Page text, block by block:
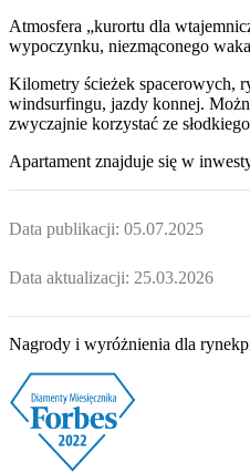
Atmosfera „kurortu dla
wypoczynku, niezmąconego
Kilometry ścieżek spacerowych,
windsurfingu, jazdy konnej.
zwyczajnie korzystać ze
Apartament znajduje się w
Data publikacji: 05.07.2025
Data aktualizacji: 25.03.2026
Nagrody i wyróżnienia dla